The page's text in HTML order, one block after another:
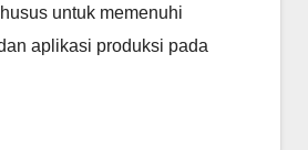
untuk memenuhi
aplikasi produksi pada